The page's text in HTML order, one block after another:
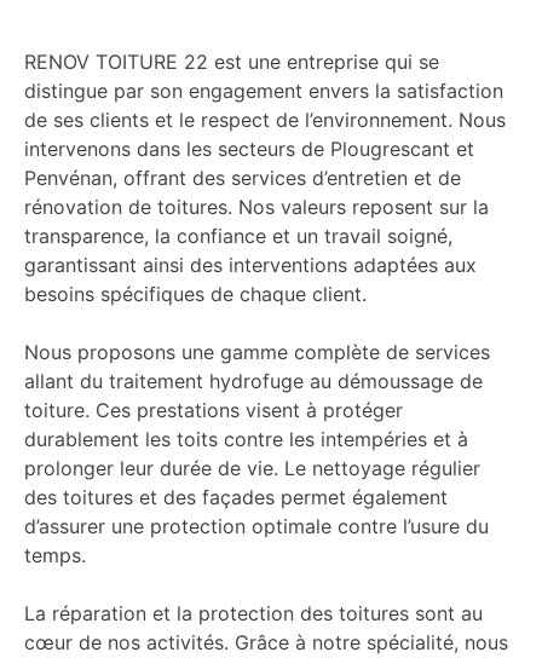
RENOV TOITURE 22 est une entreprise qui se
distingue par son engagement envers la satisfaction
de ses clients et le respect de l’environnement. Nous
intervenons dans les secteurs de Plougrescant et
Penvénan, offrant des services d’entretien et de
rénovation de toitures. Nos valeurs reposent sur la
transparence, la confiance et un travail soigné,
garantissant ainsi des interventions adaptées aux
besoins spécifiques de chaque client.
Nous proposons une gamme complète de services
allant du traitement hydrofuge au démoussage de
toiture. Ces prestations visent à protéger
durablement les toits contre les intempéries et à
prolonger leur durée de vie. Le nettoyage régulier
des toitures et des façades permet également
d’assurer une protection optimale contre l’usure du
temps.
La réparation et la protection des toitures sont au
cœur de nos activités. Grâce à notre spécialité, nous